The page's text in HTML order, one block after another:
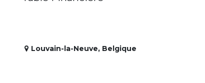
Louvain-la-Neuve, Belgique